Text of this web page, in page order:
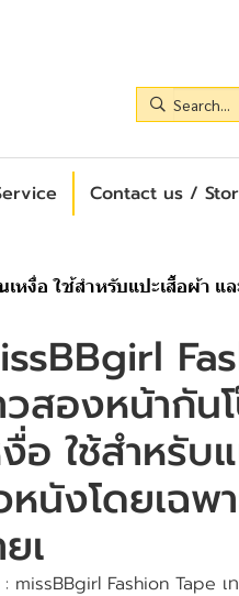
Contact us /
ใช้สำหรับแปะเสื้อผ้า และผิ
วสองหน้ากัน
อ ใช้สำหรับ
นังโดยเฉพา
เ
: missBBgirl Fashion Tape เ